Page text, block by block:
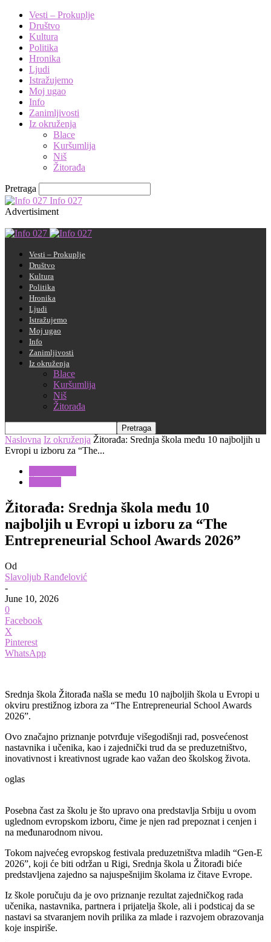
Vesti – Prokuplje
Društvo
Kultura
Politika
Hronika
Ljudi
Istražujemo
Moj ugao
Info
Zanimljivosti
Iz okruženja
Blace
Kuršumlija
Niš
Žitorađa
Pretraga
Info 027
Advertisiment
Vesti – Prokuplje
Društvo
Kultura
Politika
Hronika
Ljudi
Istražujemo
Moj ugao
Info
Zanimljivosti
Iz okruženja
Blace
Kuršumlija
Niš
Žitorađa
Naslovna Iz okruženja Žitorađa: Srednja škola među 10 najboljih u
Evropi u izboru za “The...
Žitorađa: Srednja škola među 10
najboljih u Evropi u izboru za “The
Entrepreneurial School Awards 2026”
Od
Slavoljub Ranđelović
-
June 10, 2026
0
Facebook
X
Pinterest
WhatsApp
Srednja škola Žitorađa našla se među 10 najboljih škola u Evropi u
okviru prestižnog izbora za “The Entrepreneurial School Awards
2026”.
Ovo značajno priznanje potvrđuje višegodišnji rad, posvećenost
nastavnika i učenika, kao i zajednički trud da se preduzetništvo,
inovativnost i kreativnost ugrade kao važan deo školskog života.
oglas
Posebna čast za školu je što upravo ona predstavlja Srbiju u ovom
uglednom evropskom izboru, čime je njen rad prepoznat i cenjen i
na međunarodnom nivou.
Tokom najvećeg evropskog festivala preduzetništva mladih “Gen-E
2026”, koji će biti održan u Rigi, Srednja škola u Žitorađi biće
predstavljena zajedno sa najuspešnijim školama iz čitave Evrope.
Iz škole poručuju da je ovo priznanje rezultat zajedničkog rada
učenika, nastavnika, partnera i prijatelja škole, ali i podsticaj da se
nastavi sa stvaranjem novih prilika za mlade i razvojem obrazovanja
koje inspiriše.